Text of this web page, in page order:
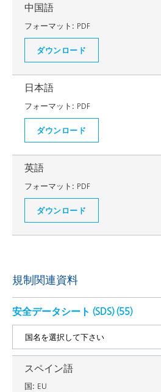
中国語
フォーマット: PDF
ダウンロード
日本語
フォーマット: PDF
ダウンロード
英語
フォーマット: PDF
ダウンロード
規制関連資料
安全データシート (SDS) (55)
スペイン語
国: EU